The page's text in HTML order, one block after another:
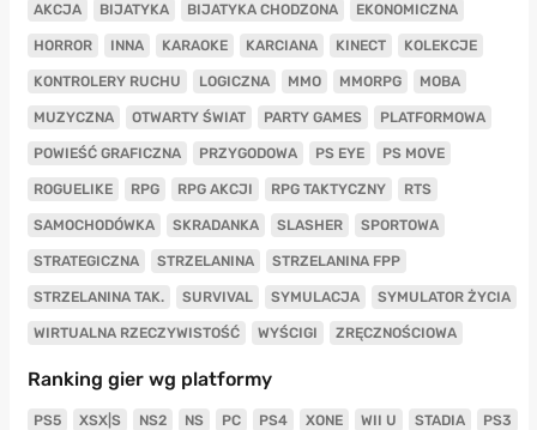
AKCJA BIJATYKA BIJATYKA CHODZONA EKONOMICZNA
HORROR INNA KARAOKE KARCIANA KINECT KOLEKCJE
KONTROLERY RUCHU LOGICZNA MMO MMORPG MOBA
MUZYCZNA OTWARTY ŚWIAT PARTY GAMES PLATFORMOWA
POWIEŚĆ GRAFICZNA PRZYGODOWA PS EYE PS MOVE
ROGUELIKE RPG RPG AKCJI RPG TAKTYCZNY RTS
SAMOCHODÓWKA SKRADANKA SLASHER SPORTOWA
STRATEGICZNA STRZELANINA STRZELANINA FPP
STRZELANINA TAK. SURVIVAL SYMULACJA SYMULATOR ŻYCIA
WIRTUALNA RZECZYWISTOŚĆ WYŚCIGI ZRĘCZNOŚCIOWA
Ranking gier wg platformy
PS5 XSX|S NS2 NS PC PS4 XONE WII U STADIA PS3